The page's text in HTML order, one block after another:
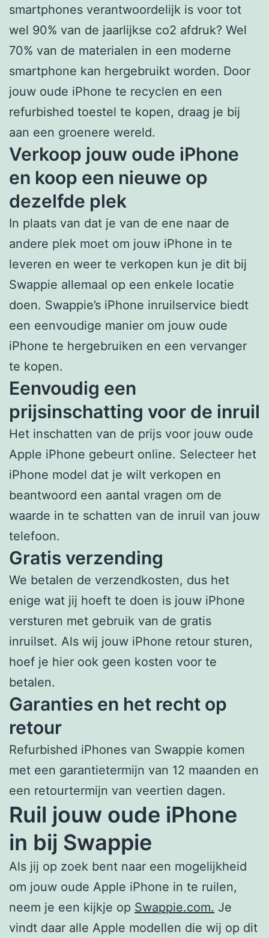
smartphones verantwoordelijk is voor tot
wel 90% van de jaarlijkse co2 afdruk? Wel
70% van de materialen in een moderne
smartphone kan hergebruikt worden. Door
jouw oude iPhone te recyclen en een
refurbished toestel te kopen, draag je bij
aan een groenere wereld.
Verkoop jouw oude iPhone
en koop een nieuwe op
dezelfde plek
In plaats van dat je van de ene naar de
andere plek moet om jouw iPhone in te
leveren en weer te verkopen kun je dit bij
Swappie allemaal op een enkele locatie
doen. Swappie’s iPhone inruilservice biedt
een eenvoudige manier om jouw oude
iPhone te hergebruiken en een vervanger
te kopen.
Eenvoudig een
prijsinschatting voor de inruil
Het inschatten van de prijs voor jouw oude
Apple iPhone gebeurt online. Selecteer het
iPhone model dat je wilt verkopen en
beantwoord een aantal vragen om de
waarde in te schatten van de inruil van jouw
telefoon.
Gratis verzending
We betalen de verzendkosten, dus het
enige wat jij hoeft te doen is jouw iPhone
versturen met gebruik van de gratis
inruilset. Als wij jouw iPhone retour sturen,
hoef je hier ook geen kosten voor te
betalen.
Garanties en het recht op
retour
Refurbished iPhones van Swappie komen
met een garantietermijn van 12 maanden en
een retourtermijn van veertien dagen.
Ruil jouw oude iPhone
in bij Swappie
Als jij op zoek bent naar een mogelijkheid
om jouw oude Apple iPhone in te ruilen,
neem je een kijkje op Swappie.com. Je
vindt daar alle Apple modellen die wij op dit